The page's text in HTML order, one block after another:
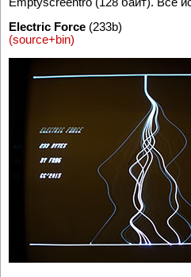
Хочу поделиться исходниками
Emptyscreentro (128 байт). Все
Electric Force
(source+bin)